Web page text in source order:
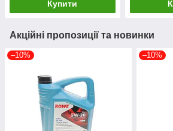
Купити
Акційні пропозиції та новинки
–10% –10%